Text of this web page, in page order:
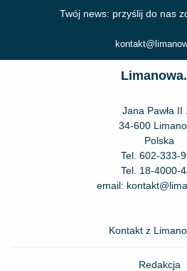
Twój news: przyślij do nas
Jana Pawła II
34-600
Polska
Tel. 602-333-
Tel. 18-4000-
email:
Kontakt z
Redakcja